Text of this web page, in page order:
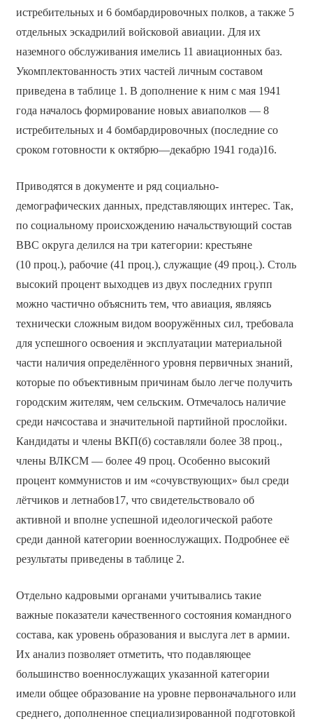
истребительных и 6 бомбардировочных полков, а также 5
отдельных эскадрилий войсковой авиации. Для их
наземного обслуживания имелись 11 авиационных баз.
Укомплектованность этих частей личным составом
приведена в таблице 1. В дополнение к ним с мая 1941
года началось формирование новых авиаполков — 8
истребительных и 4 бомбардировочных (последние со
сроком готовности к октябрю—декабрю 1941 года)16.
Приводятся в документе и ряд социально-
демографических данных, представляющих интерес. Так,
по социальному происхождению начальствующий состав
ВВС округа делился на три категории: крестьяне
(10 проц.), рабочие (41 проц.), служащие (49 проц.). Столь
высокий процент выходцев из двух последних групп
можно частично объяснить тем, что авиация, являясь
технически сложным видом вооружённых сил, требовала
для успешного освоения и эксплуатации материальной
части наличия определённого уровня первичных знаний,
которые по объективным причинам было легче получить
городским жителям, чем сельским. Отмечалось наличие
среди начсостава и значительной партийной прослойки.
Кандидаты и члены ВКП(б) составляли более 38 проц.,
члены ВЛКСМ — более 49 проц. Особенно высокий
процент коммунистов и им «сочувствующих» был среди
лётчиков и летнабов17, что свидетельствовало об
активной и вполне успешной идеологической работе
среди данной категории военнослужащих. Подробнее её
результаты приведены в таблице 2.
Отдельно кадровыми органами учитывались такие
важные показатели качественного состояния командного
состава, как уровень образования и выслуга лет в армии.
Их анализ позволяет отметить, что подавляющее
большинство военнослужащих указанной категории
имели общее образование на уровне первоначального или
среднего, дополненное специализированной подготовкой